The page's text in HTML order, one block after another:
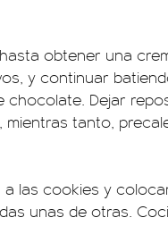
obtener una
y continuar
Dejar
tanto,
las cookies y
unas de otras.